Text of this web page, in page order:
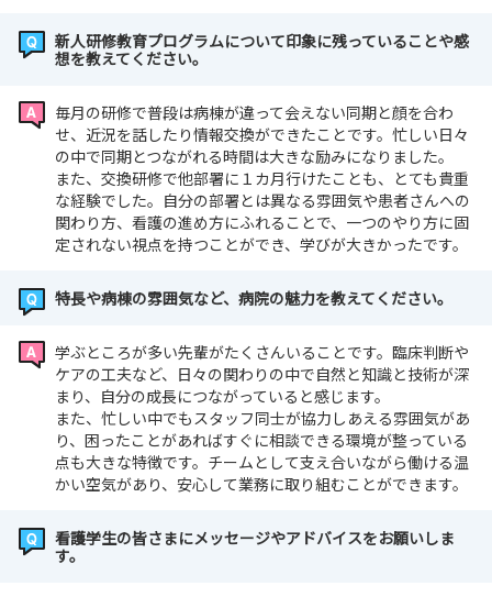
新人研修教育プログラムについて印象に残っていることや感
想を教えてください。
毎月の研修で普段は病棟が違って会えない同期と顔を合わ
せ、近況を話したり情報交換ができたことです。忙しい日々
の中で同期とつながれる時間は大きな励みになりました。
また、交換研修で他部署に１カ月行けたことも、とても貴重
な経験でした。自分の部署とは異なる雰囲気や患者さんへの
関わり方、看護の進め方にふれることで、一つのやり方に固
定されない視点を持つことができ、学びが大きかったです。
特長や病棟の雰囲気など、病院の魅力を教えてください。
学ぶところが多い先輩がたくさんいることです。臨床判断や
ケアの工夫など、日々の関わりの中で自然と知識と技術が深
まり、自分の成長につながっていると感じます。
また、忙しい中でもスタッフ同士が協力しあえる雰囲気があ
り、困ったことがあればすぐに相談できる環境が整っている
点も大きな特徴です。チームとして支え合いながら働ける温
かい空気があり、安心して業務に取り組むことができます。
看護学生の皆さまにメッセージやアドバイスをお願いしま
す。